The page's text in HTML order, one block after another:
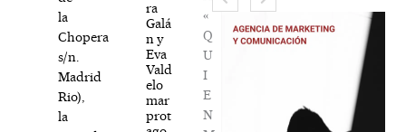
la
Chopera
s/n.
Madrid
Rio),
la
ra
Galá
n y
Eva
Vald
elo
mar
prot
«
Q
U
I
E
N